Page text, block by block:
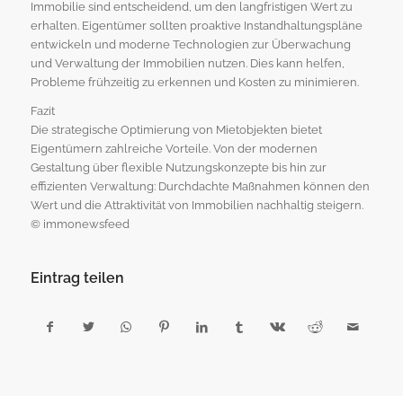
Immobilie sind entscheidend, um den langfristigen Wert zu
erhalten. Eigentümer sollten proaktive Instandhaltungspläne
entwickeln und moderne Technologien zur Überwachung
und Verwaltung der Immobilien nutzen. Dies kann helfen,
Probleme frühzeitig zu erkennen und Kosten zu minimieren.
Fazit
Die strategische Optimierung von Mietobjekten bietet
Eigentümern zahlreiche Vorteile. Von der modernen
Gestaltung über flexible Nutzungskonzepte bis hin zur
effizienten Verwaltung: Durchdachte Maßnahmen können den
Wert und die Attraktivität von Immobilien nachhaltig steigern.
© immonewsfeed
Eintrag teilen